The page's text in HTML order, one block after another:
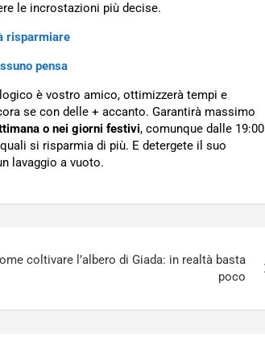
le incrostazioni più decise.
risparmiare
pensa
è vostro amico, ottimizzerà tempi e
se con delle + accanto. Garantirà massimo
o nei giorni festivi, comunque dalle 19:00
si risparmia di più. E detergete il suo
lavaggio a vuoto.
coltivare l’albero di Giada: in realtà basta
poco